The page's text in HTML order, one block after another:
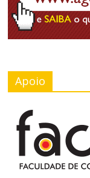
Apoio